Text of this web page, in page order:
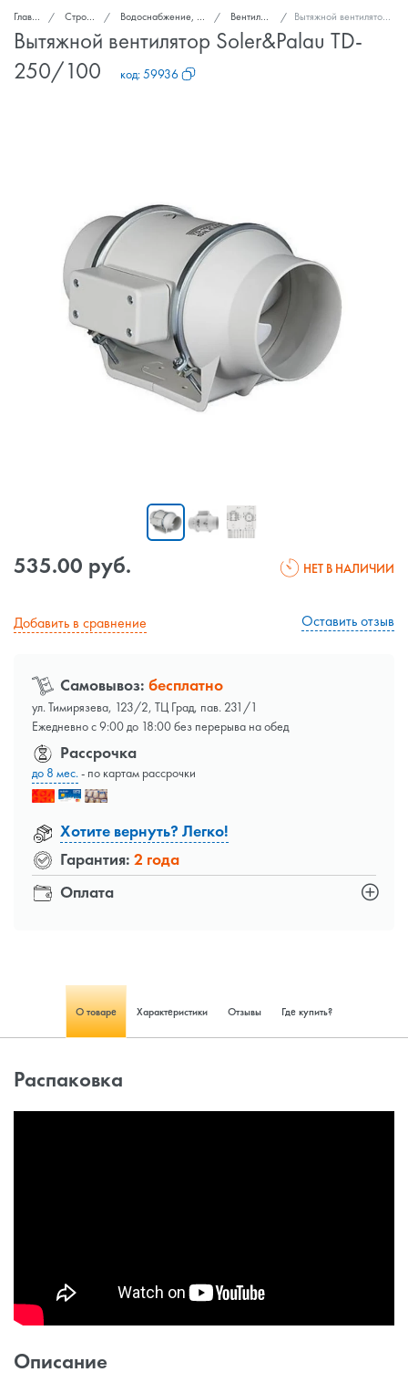
Главная Стройка и ремонт Водоснабжение, канализация, вентиляция Вентиляторы вытяжные Вытяжной вентилятор Soler&Palau TD-250/100
Вытяжной вентилятор Soler&Palau TD-
250/100
код:59936
535.00 руб. НЕТ В НАЛИЧИИ
Добавить в сравнение Оставить отзыв
Самовывоз: бесплатно
ул. Тимирязева, 123/2, ТЦ Град, пав. 231/1
Ежедневно с 9:00 до 18:00 без перерыва на обед
Оплата
Рассрочка
до 8 мес.- по картам рассрочки
Хотите вернуть? Легко!
Гарантия: 2 года
О товаре Характеристики Отзывы Где купить?
Распаковка
Описание